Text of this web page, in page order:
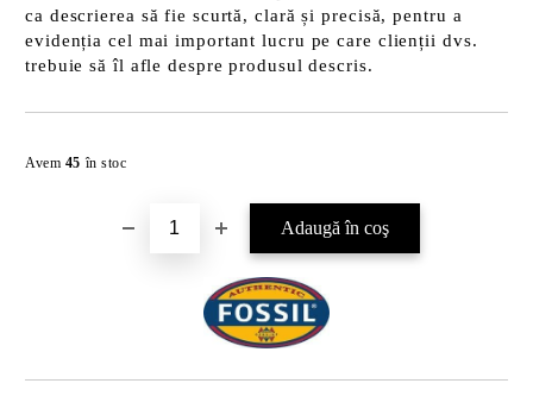
ca descrierea să fie scurtă, clară și precisă, pentru a
evidenția cel mai important lucru pe care clienții dvs.
trebuie să îl afle despre produsul descris.
Avem 45 în stoc